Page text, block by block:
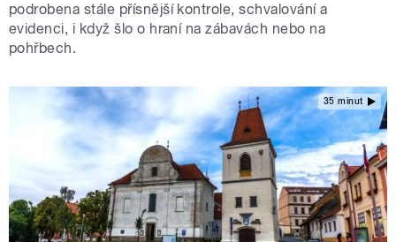
podrobena stále přísnější kontrole, schvalování a
evidenci, i když šlo o hraní na zábavách nebo na
pohřbech.
35 minut